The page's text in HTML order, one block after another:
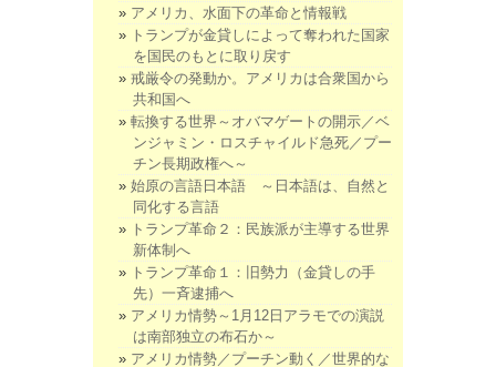
アメリカ、水面下の革命と情報戦
トランプが金貸しによって奪われた国家
を国民のもとに取り戻す
戒厳令の発動か。アメリカは合衆国から
共和国へ
転換する世界～オバマゲートの開示／ベ
ンジャミン・ロスチャイルド急死／プー
チン長期政権へ～
始原の言語日本語 ～日本語は、自然と
同化する言語
トランプ革命２：民族派が主導する世界
新体制へ
トランプ革命１：旧勢力（金貸しの手
先）一斉逮捕へ
アメリカ情勢～1月12日アラモでの演説
は南部独立の布石か～
アメリカ情勢／プーチン動く／世界的な